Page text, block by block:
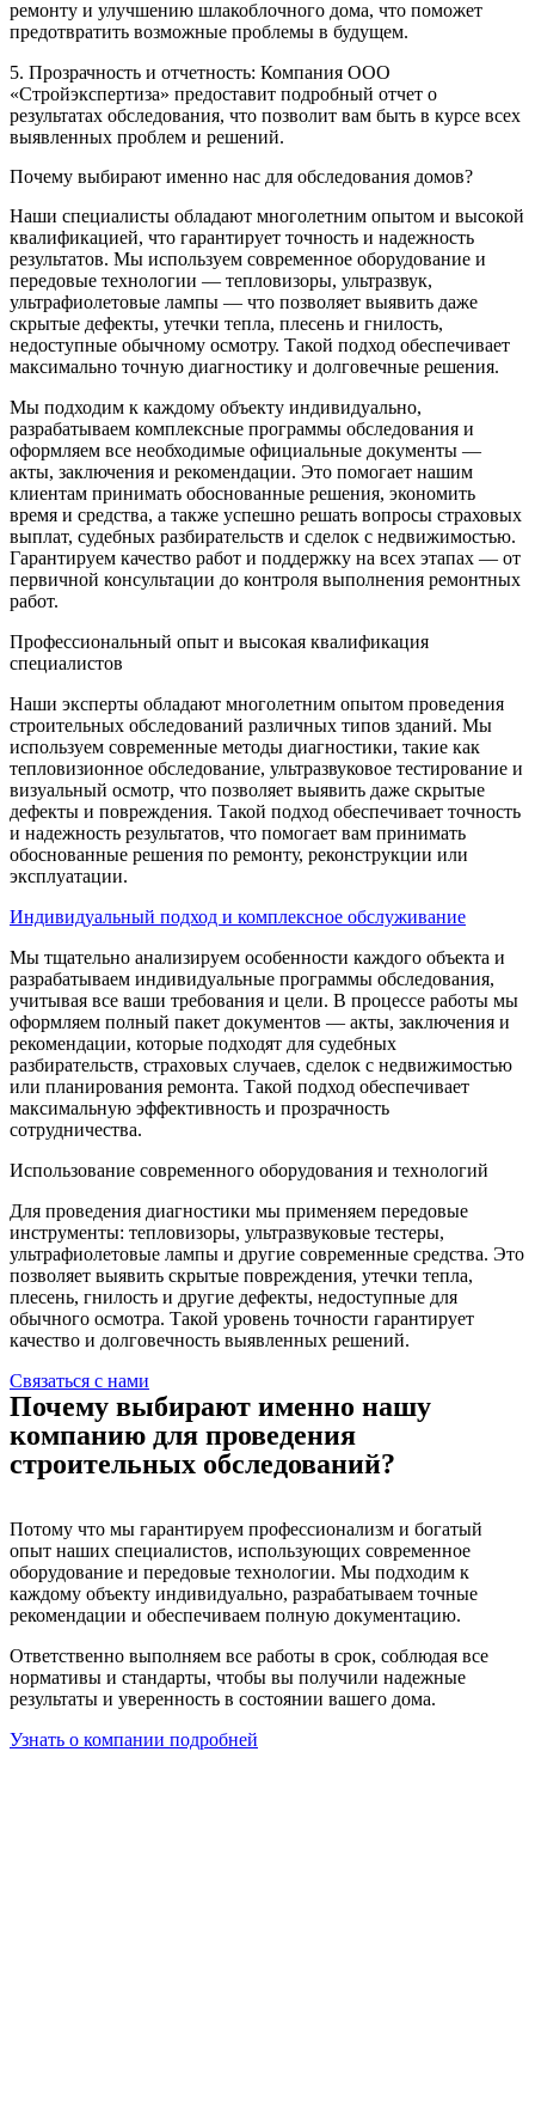
ремонту и улучшению шлакоблочного дома, что поможет
предотвратить возможные проблемы в будущем.
5. Прозрачность и отчетность: Компания ООО
«Стройэкспертиза» предоставит подробный отчет о
результатах обследования, что позволит вам быть в курсе всех
выявленных проблем и решений.
Почему выбирают именно нас для обследования домов?
Наши специалисты обладают многолетним опытом и высокой
квалификацией, что гарантирует точность и надежность
результатов. Мы используем современное оборудование и
передовые технологии — тепловизоры, ультразвук,
ультрафиолетовые лампы — что позволяет выявить даже
скрытые дефекты, утечки тепла, плесень и гнилость,
недоступные обычному осмотру. Такой подход обеспечивает
максимально точную диагностику и долговечные решения.
Мы подходим к каждому объекту индивидуально,
разрабатываем комплексные программы обследования и
оформляем все необходимые официальные документы —
акты, заключения и рекомендации. Это помогает нашим
клиентам принимать обоснованные решения, экономить
время и средства, а также успешно решать вопросы страховых
выплат, судебных разбирательств и сделок с недвижимостью.
Гарантируем качество работ и поддержку на всех этапах — от
первичной консультации до контроля выполнения ремонтных
работ.
Профессиональный опыт и высокая квалификация
специалистов
Наши эксперты обладают многолетним опытом проведения
строительных обследований различных типов зданий. Мы
используем современные методы диагностики, такие как
тепловизионное обследование, ультразвуковое тестирование и
визуальный осмотр, что позволяет выявить даже скрытые
дефекты и повреждения. Такой подход обеспечивает точность
и надежность результатов, что помогает вам принимать
обоснованные решения по ремонту, реконструкции или
эксплуатации.
Индивидуальный подход и комплексное обслуживание
Мы тщательно анализируем особенности каждого объекта и
разрабатываем индивидуальные программы обследования,
учитывая все ваши требования и цели. В процессе работы мы
оформляем полный пакет документов — акты, заключения и
рекомендации, которые подходят для судебных
разбирательств, страховых случаев, сделок с недвижимостью
или планирования ремонта. Такой подход обеспечивает
максимальную эффективность и прозрачность
сотрудничества.
Использование современного оборудования и технологий
Для проведения диагностики мы применяем передовые
инструменты: тепловизоры, ультразвуковые тестеры,
ультрафиолетовые лампы и другие современные средства. Это
позволяет выявить скрытые повреждения, утечки тепла,
плесень, гнилость и другие дефекты, недоступные для
обычного осмотра. Такой уровень точности гарантирует
качество и долговечность выявленных решений.
Связаться с нами
Почему выбирают именно нашу
компанию для проведения
строительных обследований?
Потому что мы гарантируем профессионализм и богатый
опыт наших специалистов, использующих современное
оборудование и передовые технологии. Мы подходим к
каждому объекту индивидуально, разрабатываем точные
рекомендации и обеспечиваем полную документацию.
Ответственно выполняем все работы в срок, соблюдая все
нормативы и стандарты, чтобы вы получили надежные
результаты и уверенность в состоянии вашего дома.
Узнать о компании подробней